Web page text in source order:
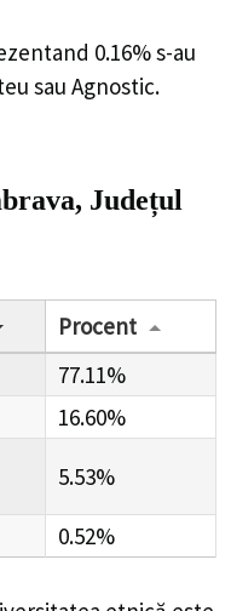
0.16% s-au
sau Agnostic.
Județul
Procent
77.11%
16.60%
5.53%
0.52%